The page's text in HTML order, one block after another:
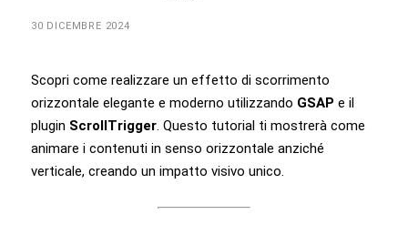
30 DICEMBRE 2024
Scopri come realizzare un effetto di scorrimento
orizzontale elegante e moderno utilizzando GSAP e il
plugin ScrollTrigger . Questo tutorial ti mostrerà come
animare i contenuti in senso orizzontale anziché
verticale, creando un impatto visivo unico.